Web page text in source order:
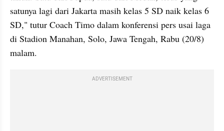
satunya lagi dari Jakarta masih kelas 5 SD naik kelas 6
SD," tutur Coach Timo dalam konferensi pers usai laga
di Stadion Manahan, Solo, Jawa Tengah, Rabu (20/8)
malam.
ADVERTISEMENT